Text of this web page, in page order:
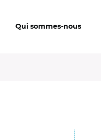
Qui sommes-nous